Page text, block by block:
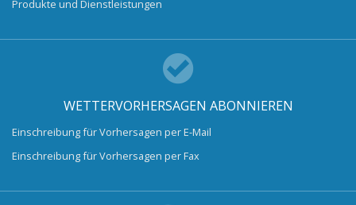
Produkte und Dienstleistungen
WETTERVORHERSAGEN ABONNIEREN
Einschreibung für Vorhersagen per E-Mail
Einschreibung für Vorhersagen per Fax